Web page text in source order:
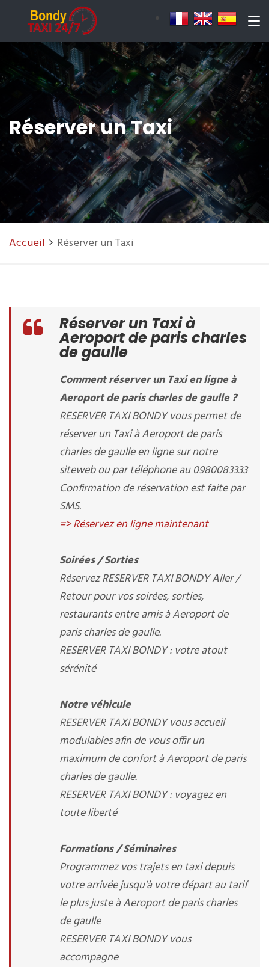
Réserver un Taxi
Accueil Réserver un Taxi
Réserver un Taxi à
Aeroport de paris charles
de gaulle
Comment réserver un Taxi en ligne à
Aeroport de paris charles de gaulle ?
RESERVER TAXI BONDY vous permet de
réserver un Taxi à Aeroport de paris
charles de gaulle en ligne sur notre
siteweb ou par téléphone au 0980083333
Confirmation de réservation est faite par
SMS.
=> Réservez en ligne maintenant
Soirées / Sorties
Réservez RESERVER TAXI BONDY Aller /
Retour pour vos soirées, sorties,
restaurants entre amis à Aeroport de
paris charles de gaulle.
RESERVER TAXI BONDY : votre atout
sérénité
Notre véhicule
RESERVER TAXI BONDY vous accueil
modulables afin de vous offir un
maximum de confort à Aeroport de paris
charles de gaulle.
RESERVER TAXI BONDY : voyagez en
toute liberté
Formations / Séminaires
Programmez vos trajets en taxi depuis
votre arrivée jusqu'à votre départ au tarif
le plus juste à Aeroport de paris charles
de gaulle
RESERVER TAXI BONDY vous
accompagne